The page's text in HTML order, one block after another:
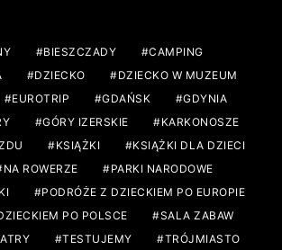
BIESZCZADY
CAMPING
DZIECKO
DZIECKO W MUZEUM
EUROTRIP GDAŃSK
GDYNIA
GÓRY IZERSKIE
KARKONOSZE
KSIĄŻKI
KSIĄŻKI DLA DZIECI
NA ROWERZE
PARKI NARODOWE
PODRÓŻE Z DZIECKIEM PO EUROPIE
PO POLSCE
SALA ZABAW
TESTUJEMY TRÓJMIASTO